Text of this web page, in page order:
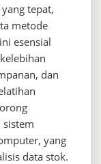
tepat,
metode
esensial
dan
sistem
yang
data stok.